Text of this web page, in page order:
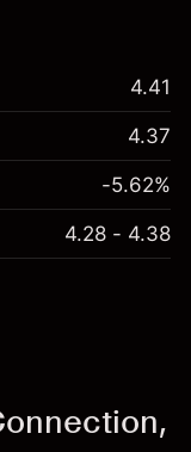
4.41
4.37
-5.62%
4.28 - 4.38